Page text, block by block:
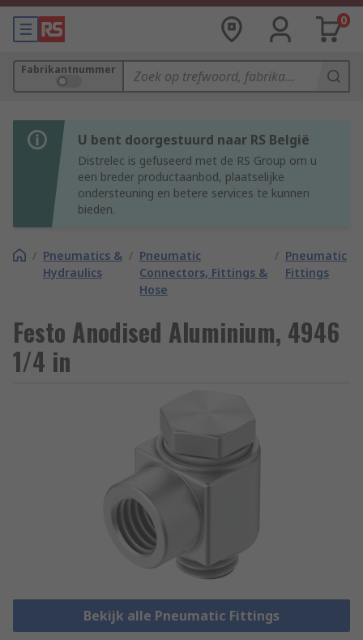
0
Fabrikantnummer
U bent doorgestuurd naar RS België
Distrelec is gefuseerd met de RS Group om u
een breder productaanbod, plaatselijke
ondersteuning en betere services te kunnen
bieden.
/ Pneumatics &
Hydraulics
/ Pneumatic
Connectors, Fittings &
Hose
/ Pneumatic
Fittings
Festo Anodised Aluminium, 4946
1/4 in
Bekijk alle Pneumatic Fittings